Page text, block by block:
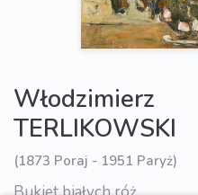
Włodzimierz
TERLIKOWSKI
(1873 Poraj - 1951 Paryż)